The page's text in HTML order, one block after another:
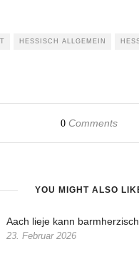
HESSISCH ALLGEMEIN
0 Comments
YOU MIGHT ALSO
Aach lieje kann
23. Februar 2026